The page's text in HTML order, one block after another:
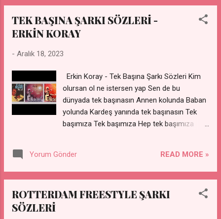
TEK BAŞINA ŞARKI SÖZLERİ -
ERKİN KORAY
- Aralık 18, 2023
Erkin Koray - Tek Başına Şarkı Sözleri Kim
olursan ol ne istersen yap Sen de bu
dünyada tek başınasın Annen kolunda Baban
yolunda Kardeş yanında tek başınasın Tek
başımıza Tek başımıza Hep tek başımıza
verirken Gülüp ağlarken tek başınasın Tek
başımıza Tek başımıza Hep tek başımıza Tek
Gördüklerin, sevdiklerin Hani kardeşin ve
Yorum Gönder READ MORE »
ROTTERDAM FREESTYLE ŞARKI
SÖZLERİ